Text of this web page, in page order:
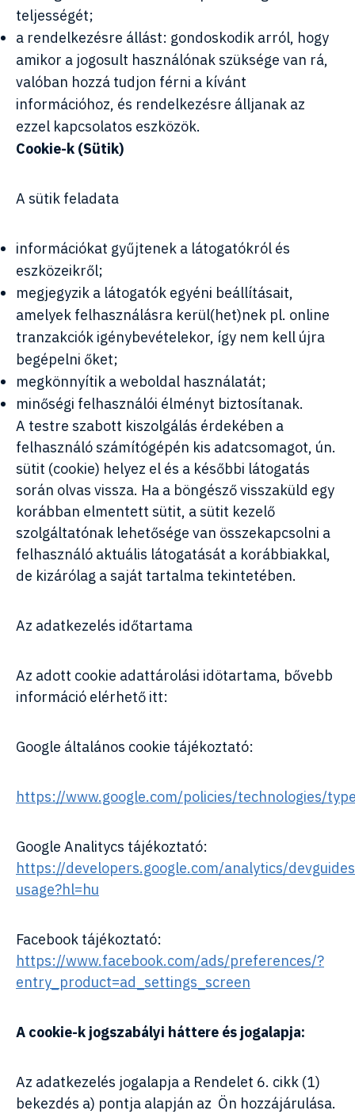
teljességét;
a rendelkezésre állást: gondoskodik arról, hogy
amikor a jogosult használónak szüksége van rá,
valóban hozzá tudjon férni a kívánt
információhoz, és rendelkezésre álljanak az
ezzel kapcsolatos eszközök.
Cookie-k (Sütik)
A sütik feladata
információkat gyűjtenek a látogatókról és
eszközeikről;
megjegyzik a látogatók egyéni beállításait,
amelyek felhasználásra kerül(het)nek pl. online
tranzakciók igénybevételekor, így nem kell újra
begépelni őket;
megkönnyítik a weboldal használatát;
minőségi felhasználói élményt biztosítanak.
A testre szabott kiszolgálás érdekében a
felhasználó számítógépén kis adatcsomagot, ún.
sütit (cookie) helyez el és a későbbi látogatás
során olvas vissza. Ha a böngésző visszaküld egy
korábban elmentett sütit, a sütit kezelő
szolgáltatónak lehetősége van összekapcsolni a
felhasználó aktuális látogatását a korábbiakkal,
de kizárólag a saját tartalma tekintetében.
Az adatkezelés időtartama
Az adott cookie adattárolási idötartama, bővebb
információ elérhető itt:
Google általános cookie tájékoztató:
https://www.google.com/policies/technologies/
Google Analitycs tájékoztató:
https://developers.google.com/analytics/
usage?hl=hu
Facebook tájékoztató:
https://www.facebook.com/ads/preferences/?
entry_product=ad_settings_screen
A cookie-k jogszabályi háttere és jogalapja:
Az adatkezelés jogalapja a Rendelet 6. cikk (1)
bekezdés a) pontja alapján az Ön hozzájárulása.